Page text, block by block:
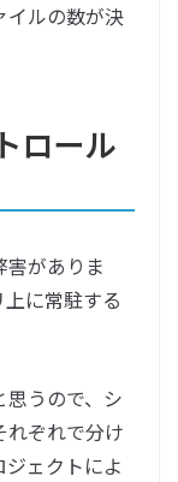
イルの数が決
ロール
害がありま
に常駐する
思うので、シ
れぞれで分け
ェクトによ